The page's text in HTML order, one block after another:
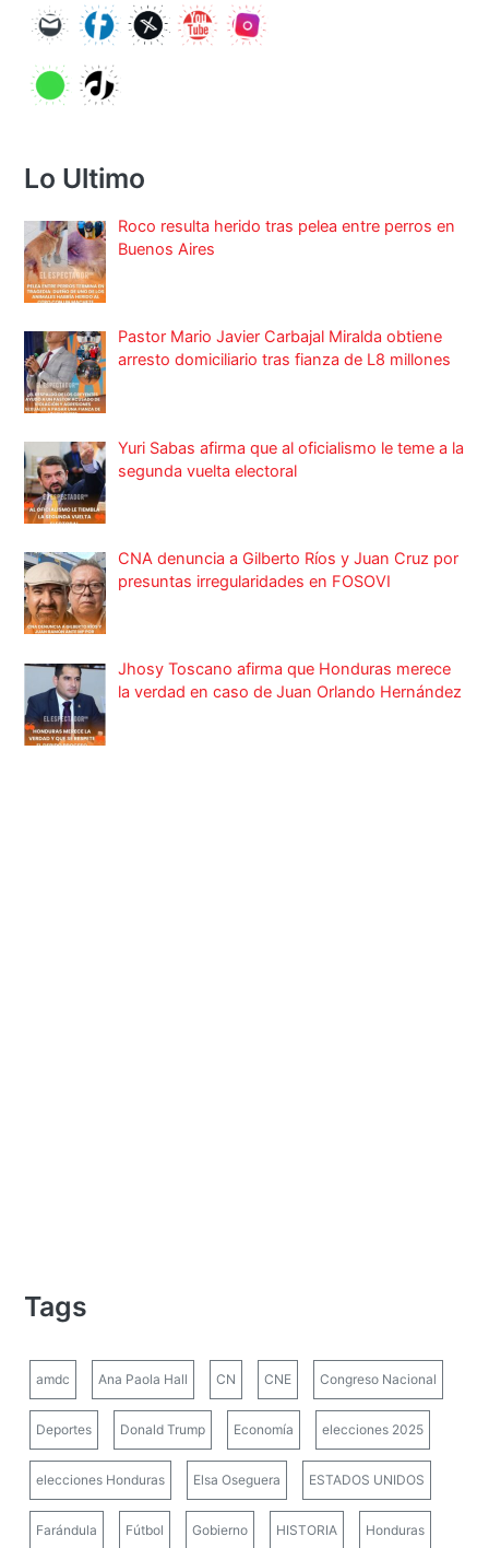
Lo Ultimo
Roco resulta herido tras pelea entre perros en
Buenos Aires
Pastor Mario Javier Carbajal Miralda obtiene
arresto domiciliario tras fianza de L8 millones
Yuri Sabas afirma que al oficialismo le teme a la
segunda vuelta electoral
CNA denuncia a Gilberto Ríos y Juan Cruz por
presuntas irregularidades en FOSOVI
Jhosy Toscano afirma que Honduras merece
la verdad en caso de Juan Orlando Hernández
Tags
amdc Ana Paola Hall CN CNE Congreso Nacional
Deportes Donald Trump Economía elecciones 2025
elecciones Honduras Elsa Oseguera ESTADOS UNIDOS
Farándula Fútbol Gobierno HISTORIA Honduras